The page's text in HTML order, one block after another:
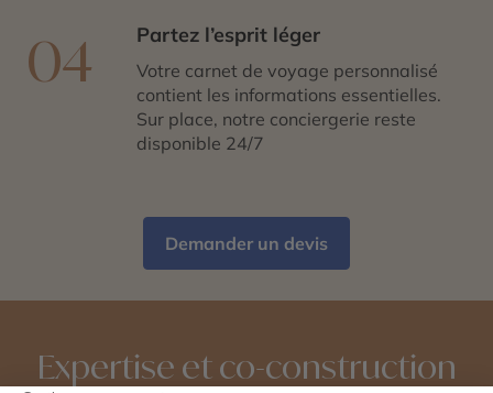
04 Partez l’esprit léger
Votre carnet de voyage personnalisé
contient les informations essentielles.
Sur place, notre conciergerie reste
disponible 24/7
Demander un devis
Expertise et co-construction